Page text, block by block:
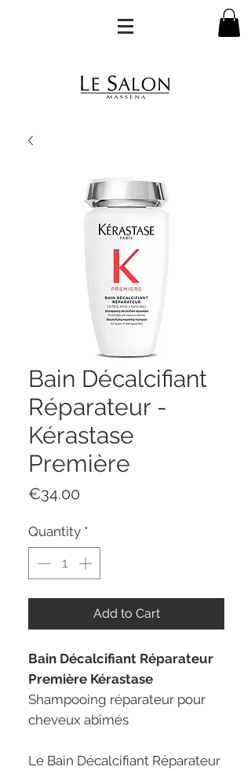
Bain Décalcifiant
Réparateur -
Kérastase
Première
€34.00
Quantity *
Add to Cart
Bain Décalcifiant Réparateur
Première Kérastase
Shampooing réparateur pour
cheveux abîmés
Le Bain Décalcifiant Réparateur